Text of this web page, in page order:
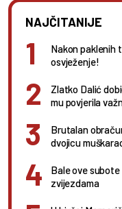
NAJČITANIJE
Nakon paklenih
osvježenje!
Zlatko Dalić
mu povjerila
Brutalan
dvojicu
Bale ove
zvijezdama